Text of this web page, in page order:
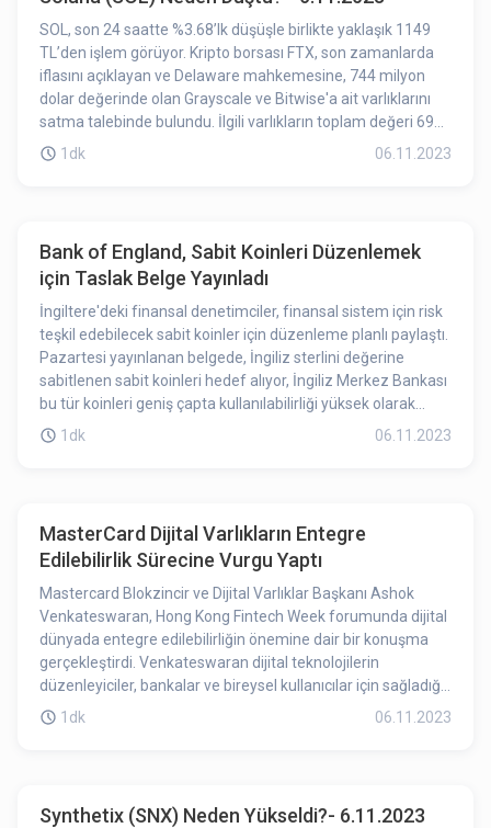
SOL, son 24 saatte %3.68’lk düşüşle birlikte yaklaşık 1149
TL’den işlem görüyor. Kripto borsası FTX, son zamanlarda
iflasını açıklayan ve Delaware mahkemesine, 744 milyon
dolar değerinde olan Grayscale ve Bitwise'a ait varlıklarını
satma talebinde bulundu. İlgili varlıkların toplam değeri 691
milyon dolar, buna ek olarak 53 milyon dolarlık mal varlığı
yaşanan düşünü FTX’in mahkeme sürecinde yaşanan bu
gelişmeye bağlayabiliriz.
1dk 06.11.2023
Bank of England, Sabit Koinleri Düzenlemek
için Taslak Belge Yayınladı
İngiltere'deki finansal denetimciler, finansal sistem için risk
teşkil edebilecek sabit koinler için düzenleme planlı paylaştı.
Pazartesi yayınlanan belgede, İngiliz sterlini değerine
sabitlenen sabit koinleri hedef alıyor, İngiliz Merkez Bankası
bu tür koinleri geniş çapta kullanılabilirliği yüksek olarak
nitelendiriyor. Bank of England (BOE), bu belgenin bir
1dk 06.11.2023
MasterCard Dijital Varlıkların Entegre
Edilebilirlik Sürecine Vurgu Yaptı
Mastercard Blokzincir ve Dijital Varlıklar Başkanı Ashok
Venkateswaran, Hong Kong Fintech Week forumunda dijital
dünyada entegre edilebilirliğin önemine dair bir konuşma
gerçekleştirdi. Venkateswaran dijital teknolojilerin
düzenleyiciler, bankalar ve bireysel kullanıcılar için sağladığı
faydaları vurgulayarak, düzenleyicilerin token için kurallar
1dk 06.11.2023
Synthetix (SNX) Neden Yükseldi?- 6.11.2023